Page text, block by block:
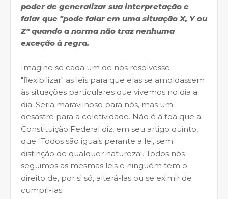
poder de generalizar sua interpretação e
falar que "pode falar em uma situação X, Y ou
Z" quando a norma não traz nenhuma
exceção à regra.
Imagine se cada um de nós resolvesse
"flexibilizar" as leis para que elas se amoldassem
às situações particulares que vivemos no dia a
dia. Seria maravilhoso para nós, mas um
desastre para a coletividade. Não é à toa que a
Constituição Federal diz, em seu artigo quinto,
que "Todos são iguais perante a lei, sem
distinção de qualquer natureza". Todos nós
seguimos as mesmas leis e ninguém tem o
direito de, por si só, alterá-las ou se eximir de
cumpri-las.